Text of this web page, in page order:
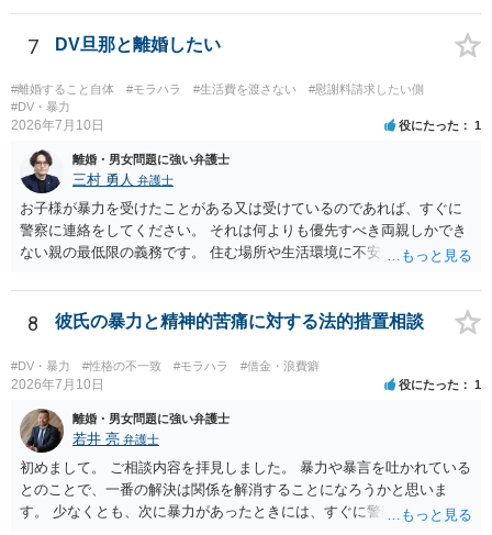
7 DV旦那と離婚したい
#離婚すること自体 #モラハラ #生活費を渡さない
#慰謝料請求したい側
#DV・暴力
2026年7月10日 役にたった 1
離婚・男女問題に強い弁護士
三村 勇人 弁護士
お子様が暴力を受けたことがある又は受けているのであれば、すぐに
警察に連絡をしてください。 それは何よりも優先すべき両親しかでき
ない親の最低限の義務です。 住む場所や生活環境に不安があるようで
場所を特定されないような措置も行っていただけます。 また、日本で
は離婚が認められにくいですが、暴力がある場合には、すぐに認めら
れます。 暴力を受けた際に、警察を呼んでください。その証拠だけで
十分です。それ以外は必要ありません。 なお、現在暴力を受けていな
いのであれば、暴力を待つ必要はありません。 夜逃げが可能なのであ
れば、すぐにしてください。 別居期間が２年を超えれば離婚できます
し、婚姻費用は年収が高い方が低いほうに支払う義務ですから婚姻費
用をいただける可能性もあります。 不明点が多々あると思います。弁
護士でなくともよいので、警察などにも相談をしてみてください。
8 彼氏の暴力と精神的苦痛に対する法的措置相談
#DV・暴力 #性格の不一致 #モラハラ #借金・浪費癖
2026年7月10日 役にたった 1
離婚・男女問題に強い弁護士
若井 亮 弁護士
初めまして。 ご相談内容を拝見しました。 暴力や暴言を吐かれている
とのことで、一番の解決は関係を解消することになろうかと思いま
す。 少なくとも、次に暴力があったときには、すぐに警察に通報する